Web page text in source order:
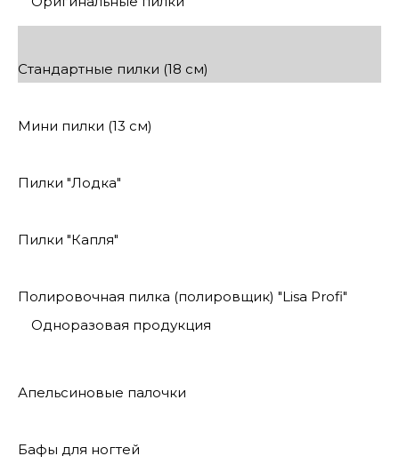
Стандартные пилки (18 см)
Мини пилки (13 см)
Пилки "Лодка"
Пилки "Капля"
Полировочная пилка (полировщик) "Lisa Profi"
Одноразовая продукция
Апельсиновые палочки
Бафы для ногтей